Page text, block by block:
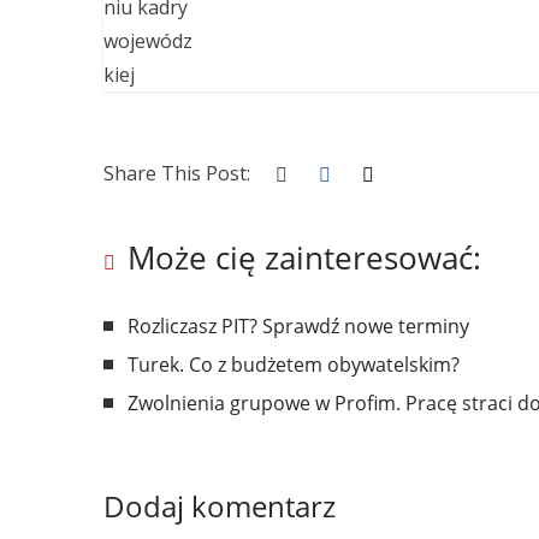
Share This Post:
Może cię zainteresować:
Rozliczasz PIT? Sprawdź nowe terminy
Turek. Co z budżetem obywatelskim?
Zwolnienia grupowe w Profim. Pracę straci
Dodaj komentarz